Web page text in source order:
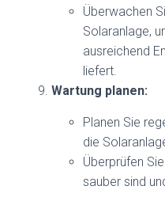
Überwachen
Solaranlage,
ausreichend
liefert.
Wartung planen:
Planen Sie
die
Überprüfen
sauber sind